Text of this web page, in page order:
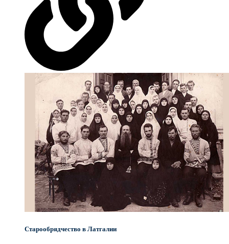
Старообрядчество в Латгалии